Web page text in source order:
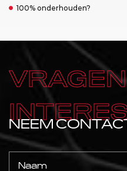
100% onderhouden?
NEEM